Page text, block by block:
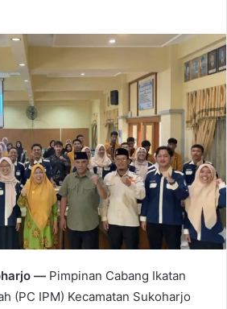
— Pimpinan Cabang Ikatan
(PC IPM) Kecamatan Sukoharjo